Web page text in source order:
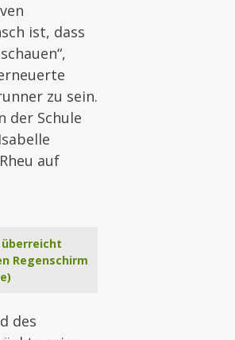
ist, dass
zu sein.
der Schule
auf
Regenschirm
des